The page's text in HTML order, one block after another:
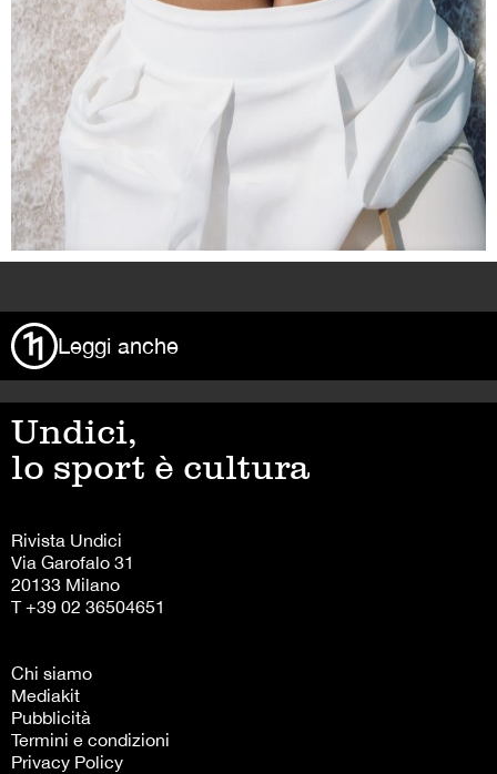
Leggi anche
Undici,
lo sport è cultura
Rivista Undici
Via Garofalo 31
20133 Milano
T +39 02 36504651
Chi siamo
Mediakit
Pubblicità
Termini e condizioni
Privacy Policy